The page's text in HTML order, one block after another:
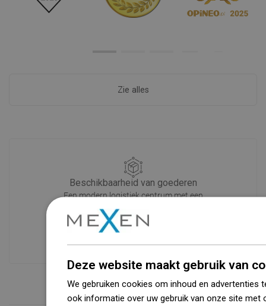
Zie alles
Beschikbaarheid van goederen
Een modern logistiek centrum met een
oppervlakte van 31.000 m² met meer
dan 68.000 palletplaatsen biedt meer
Deze website maakt gebruik van
We gebruiken cookies om inhoud en advertenties
ook informatie over uw gebruik van onze site met